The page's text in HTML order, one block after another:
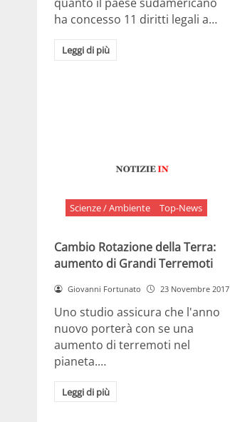
ha concesso 11 diritti legali a…
Leggi di più
Scienze / Ambiente Top-News
Cambio Rotazione della Terra:
aumento di Grandi Terremoti
Giovanni Fortunato 23 Novembre 2017
Uno studio assicura che l'anno
nuovo porterà con se una
aumento di terremoti nel
pianeta.…
Leggi di più